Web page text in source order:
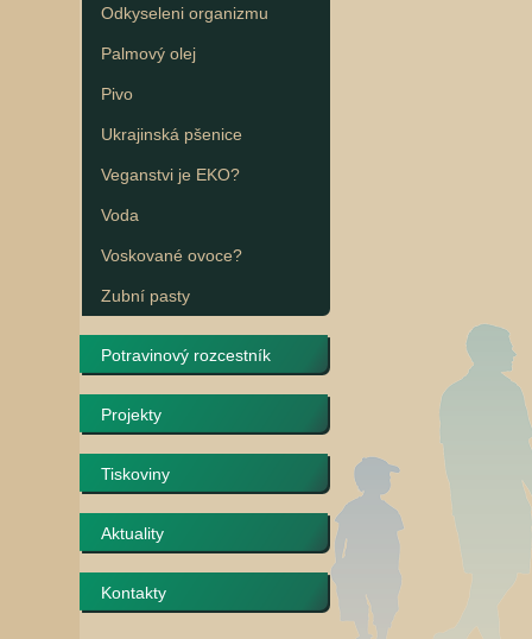
Odkyseleni organizmu
Palmový olej
Pivo
Ukrajinská pšenice
Veganstvi je EKO?
Voda
Voskované ovoce?
Zubní pasty
Potravinový rozcestník
Projekty
Tiskoviny
Aktuality
Kontakty